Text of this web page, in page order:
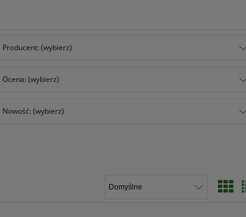
Producent: (wybierz)
Ocena: (wybierz)
Nowość: (wybierz)